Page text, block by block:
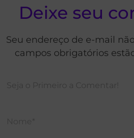
Deixe seu
Seu endereço de e-mail
campos obrigatórios